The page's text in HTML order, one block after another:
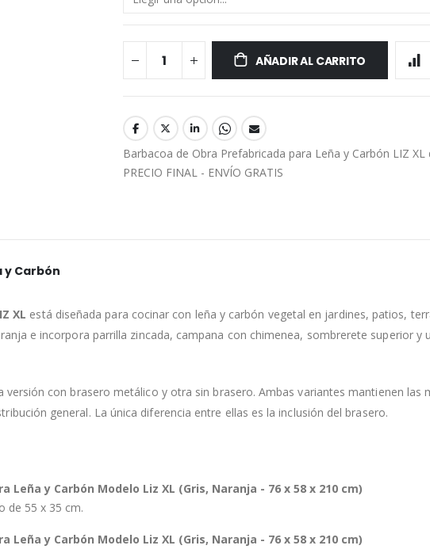
AÑADIR AL CARRITO
Barbacoa de Obra Prefabricada para Leña y Carbón LIZ XL
PRECIO FINAL - ENVÍO GRATIS
y Carbón
XL está diseñada para cocinar con leña y carbón vegetal en jardines, patios,
e incorpora parrilla zincada, campana con chimenea, sombrerete superior y
con brasero metálico y otra sin brasero. Ambas variantes mantienen las
general. La única diferencia entre ellas es la inclusión del brasero.
Leña y Carbón Modelo Liz XL (Gris, Naranja - 76 x 58 x 210 cm)
de 55 x 35 cm.
Leña y Carbón Modelo Liz XL (Gris, Naranja - 76 x 58 x 210 cm)